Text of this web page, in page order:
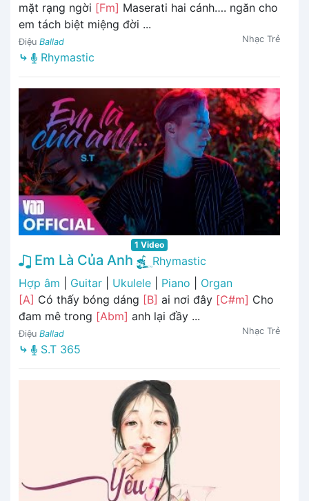
mặt rạng ngời [Fm] Maserati hai cánh…. ngăn cho
em tách biệt miệng đời ...
Điệu Ballad Nhạc Trẻ
⤷ Rhymastic
1 Video
Em Là Của Anh
Rhymastic
Hợp âm
Guitar Ukulele Piano
Organ
[A] Có thấy bóng dáng [B] ai nơi đây [C#m] Cho
đam mê trong [Abm] anh lại đầy ...
Điệu Ballad Nhạc Trẻ
⤷ S.T 365